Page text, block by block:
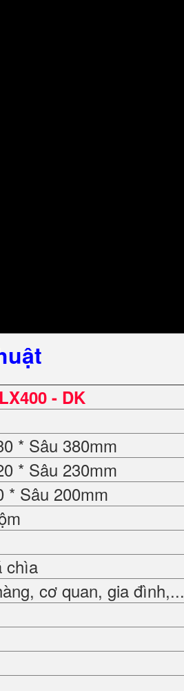
- DK
* Sâu 380mm
* Sâu 230mm
* Sâu 200mm
chìa
cơ quan, gia đình,...